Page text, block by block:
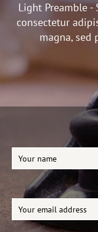
Light Preamble -
consectetur
magna,